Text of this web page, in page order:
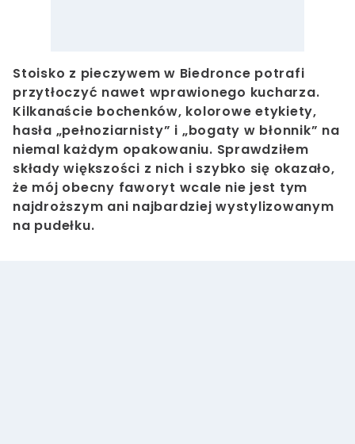
Stoisko z pieczywem w Biedronce potrafi
przytłoczyć nawet wprawionego kucharza.
Kilkanaście bochenków, kolorowe etykiety,
hasła „pełnoziarnisty” i „bogaty w błonnik” na
niemal każdym opakowaniu. Sprawdziłem
składy większości z nich i szybko się okazało,
że mój obecny faworyt wcale nie jest tym
najdroższym ani najbardziej wystylizowanym
na pudełku.